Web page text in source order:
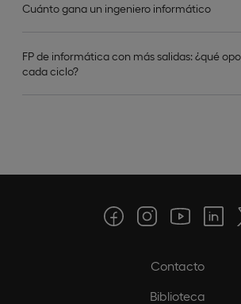
Cuánto gana un ingeniero informático
FP de informática con más salidas: ¿qué
cada ciclo?
Contacto
Biblioteca